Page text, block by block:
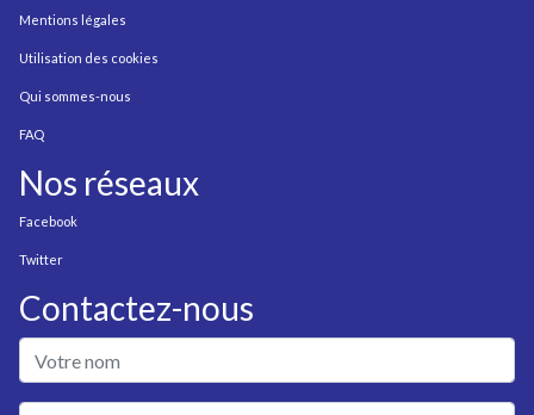
Mentions légales
Utilisation des cookies
Qui sommes-nous
FAQ
Nos réseaux
Facebook
Twitter
Contactez-nous